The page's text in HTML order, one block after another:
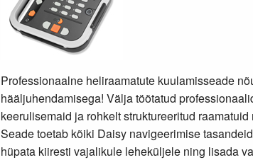
Professionaalne heliraamatute kuulamisseade
hääljuhendamisega! Välja töötatud
keerulisemaid ja rohkelt struktureeritud
Seade toetab kõiki Daisy navigeerimise
hüpata kiiresti vajalikule leheküljele ning lisada